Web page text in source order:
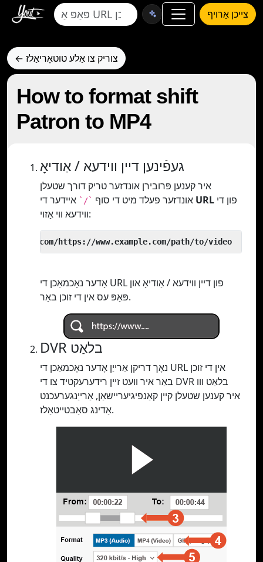
צייכן אַרויף
← צוריק צו אַלע טוטאָריאַלז
How to format shift
Patron to MP4
געפֿינען דיין ווידעא / אַודיאָ
איר קענען פּרובירן אונדזער טריק דורך שטעלן
אונדזער פעלד מיט די סוף `/` URL
ווידעא ווי אַזוי:
אָדער נאָכמאַכן די URL פון דיין ווידעא / אַודיאָ און
פּאַפּ עס אין די זוכן באַר.
DVR בלאַט
נאָך דריקן אַרייַן אָדער נאָכמאַכן די URL אין די זוכן
באַר איר וועט זיין רידערעקטיד צו די DVR בלאַט ווו
איר קענען שטעלן קיין קאַנפיגיעריישאַן, אַרייַנגערעכנט
אַדינג סאַבטייטאַלז.